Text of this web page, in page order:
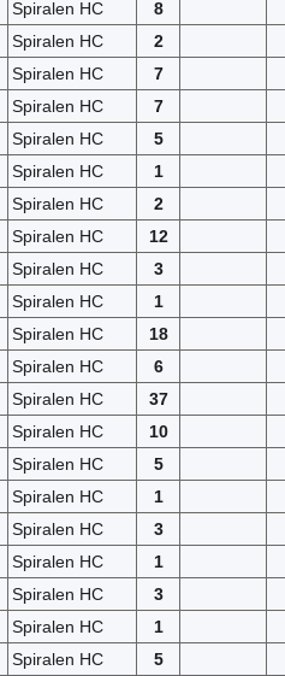
Spiralen HC
8
Spiralen HC
2
Spiralen HC
7
Spiralen HC
7
Spiralen HC
5
Spiralen HC
1
Spiralen HC
2
Spiralen HC
12
Spiralen HC
3
Spiralen HC
1
Spiralen HC
18
Spiralen HC
6
Spiralen HC
37
Spiralen HC
10
Spiralen HC
5
Spiralen HC
1
Spiralen HC
3
Spiralen HC
1
Spiralen HC
3
Spiralen HC
1
Spiralen HC 5